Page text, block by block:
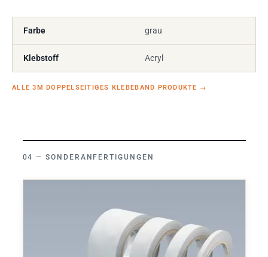
Farbe grau
Klebstoff Acryl
ALLE 3M DOPPELSEITIGES KLEBEBAND PRODUKTE →
SONDERANFERTIGUNGEN